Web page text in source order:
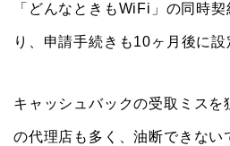
「どんなときもWiFi」の同時
り、申請手続きも10ヶ月後に設
キャッシュバックの受取ミスを
の代理店も多く、油断できない